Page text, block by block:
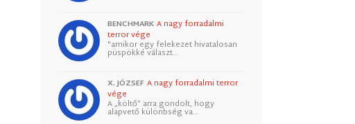
BENCHMARK A nagy forradalmi
terror vége
"amikor egy felekezet hivatalosan
püspökké választ…
X. JÓZSEF A nagy forradalmi terror
vége
A „költő” arra gondolt, hogy
alapvető különbség va…